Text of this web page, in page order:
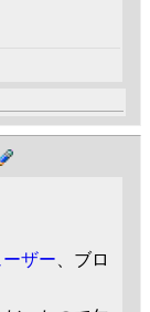
ザー、ブロ